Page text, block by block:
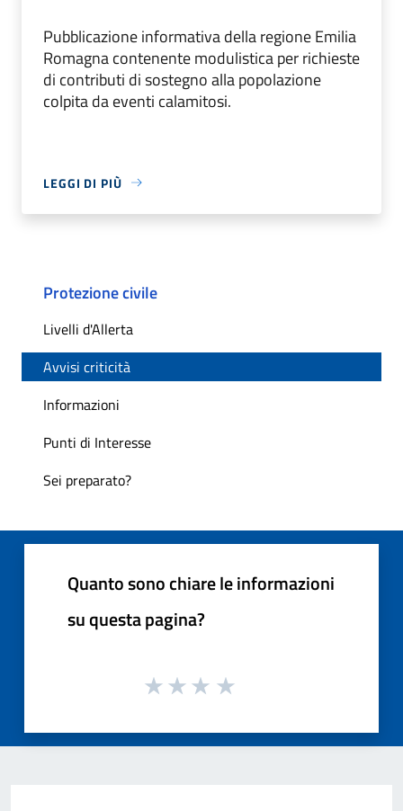
Pubblicazione informativa della regione Emilia
Romagna contenente modulistica per richieste
di contributi di sostegno alla popolazione
colpita da eventi calamitosi.
LEGGI DI PIÙ
Protezione civile
Livelli d'Allerta
Avvisi criticità
Informazioni
Punti di Interesse
Sei preparato?
Quanto sono chiare le informazioni
su questa pagina?